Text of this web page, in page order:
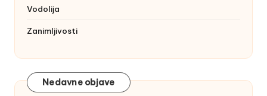
Vodolija
Zanimljivosti
Nedavne objave